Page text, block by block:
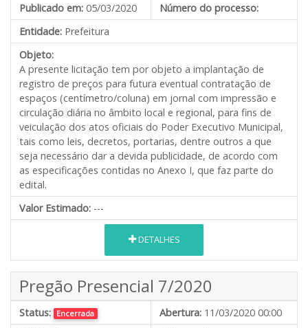
Publicado em: 05/03/2020
Número do processo:
Entidade: Prefeitura
Objeto:
A presente licitação tem por objeto a implantação de
registro de preços para futura eventual contratação de
espaços (centímetro/coluna) em jornal com impressão e
circulação diária no âmbito local e regional, para fins de
veiculação dos atos oficiais do Poder Executivo Municipal,
tais como leis, decretos, portarias, dentre outros a que
seja necessário dar a devida publicidade, de acordo com
as especificações contidas no Anexo I, que faz parte do
edital.
Valor Estimado: ---
DETALHES
Pregão Presencial 7/2020
Status: Encerrada Abertura: 11/03/2020 00:00